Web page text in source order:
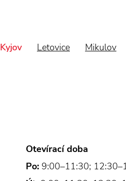
Kyjov Letovice Mikulov
Otevírací doba
Po: 9:00–11:30;